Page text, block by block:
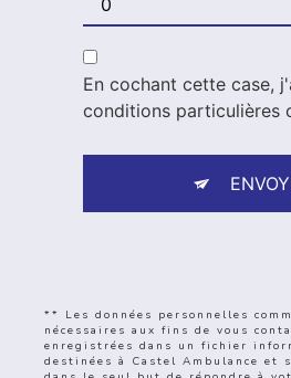
En cochant cette case,
conditions particulières
** Les données personnelles
nécessaires aux fins de vous
enregistrées dans un fichier
destinées à Castel Ambulance et